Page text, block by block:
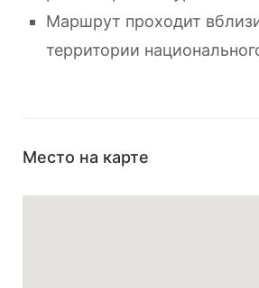
Маршрут проходит
территории
Место на карте